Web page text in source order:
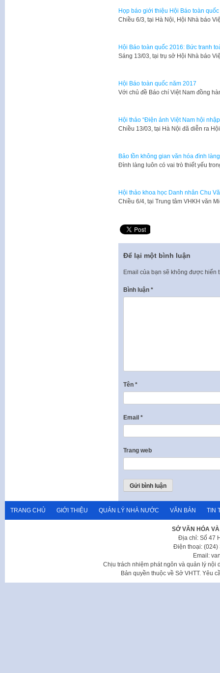
Họp báo giới thiệu Hội Báo toàn
Chiều 6/3, tại Hà Nội, Hội Nhà báo
Hội Báo toàn quốc 2016: Bức tranh
Sáng 13/03, tại trụ sở Hội Nhà báo
Hội Báo toàn quốc năm 2017
Với chủ đề Báo chí Việt Nam đồng
Hội thảo “Điện ảnh Việt Nam hội
Chiều 13/03, tại Hà Nội đã diễn ra
Bảo tồn không gian văn hóa đình làng
​Đình làng luôn có vai trò thiết yếu
Hội thảo khoa học Danh nhân Chu
Chiều 6/4, tại Trung tâm VHKH văn
Để lại một bình luận
Email của bạn sẽ không được hiển
Bình luận *
Tên *
Email *
Trang web
TRANG CHỦ GIỚI THIỆU QUẢN LÝ NHÀ NƯỚC VĂN BẢN TIN
SỞ VĂN HÓA
Địa chỉ: Số 47
Điện thoại: (024)
Email:
Chịu trách nhiệm phát ngôn và quản lý nội
Bản quyền thuộc về Sở VHTT. Yêu